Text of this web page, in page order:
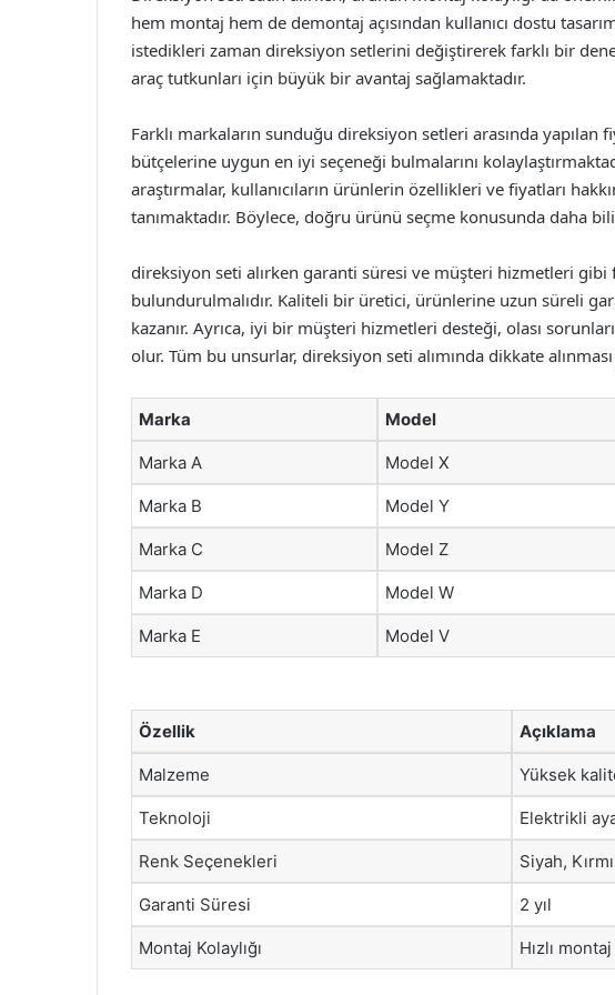
hem montaj hem de demontaj açısından kullanıcı dostu
istedikleri zaman direksiyon setlerini değiştirerek farklı bir
araç tutkunları için büyük bir avantaj sağlamaktadır.
Farklı markaların sunduğu direksiyon setleri arasında yapılan
bütçelerine uygun en iyi seçeneği bulmalarını
araştırmalar, kullanıcıların ürünlerin özellikleri ve fiyatları
tanımaktadır. Böylece, doğru ürünü seçme konusunda daha
direksiyon seti alırken garanti süresi ve müşteri hizmetleri
bulundurulmalıdır. Kaliteli bir üretici, ürünlerine uzun süreli
kazanır. Ayrıca, iyi bir müşteri hizmetleri desteği, olası
olur. Tüm bu unsurlar, direksiyon seti alımında dikkate
Marka Model
Marka A Model X
Marka B Model Y
Marka C Model Z
Marka D Model W
Marka E Model V
Özellik Açıklama
Malzeme Yüksek
Teknoloji Elektrikli
Renk Seçenekleri Siyah,
Garanti Süresi 2 yıl
Montaj Kolaylığı Hızlı montaj